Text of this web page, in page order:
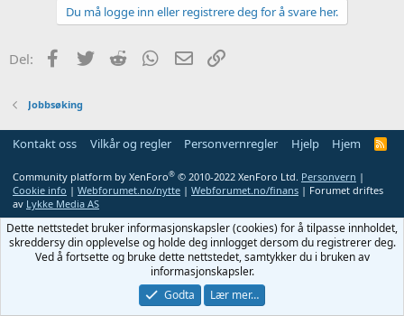
Du må logge inn eller registrere deg for å svare her.
Del: Facebook
Twitter Reddit WhatsApp
E-post
Jobbsøking
Kontakt oss Vilkår og regler Personvernregler Hjelp Hjem
R
Community platform by XenForo® © 2010-2022 XenForo Ltd. Personvern |
Cookie info | Webforumet.no/nytte | Webforumet.no/finans | Forumet driftes
av Lykke Media AS
Dette nettstedet bruker informasjonskapsler (cookies) for å tilpasse innholdet,
skreddersy din opplevelse og holde deg innlogget dersom du registrerer deg.
Ved å fortsette og bruke dette nettstedet, samtykker du i bruken av
informasjonskapsler.
Godta
Lær mer…